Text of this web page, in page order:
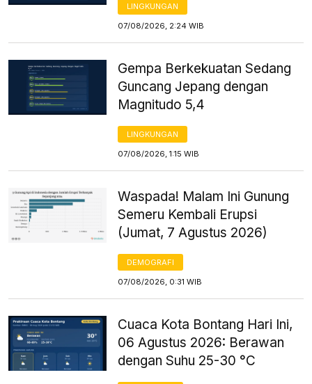
LINGKUNGAN
07/08/2026, 2:24 WIB
Gempa Berkekuatan Sedang
Guncang Jepang dengan
Magnitudo 5,4
LINGKUNGAN
07/08/2026, 1:15 WIB
Waspada! Malam Ini Gunung
Semeru Kembali Erupsi
(Jumat, 7 Agustus 2026)
DEMOGRAFI
07/08/2026, 0:31 WIB
Cuaca Kota Bontang Hari Ini,
06 Agustus 2026: Berawan
dengan Suhu 25-30 °C